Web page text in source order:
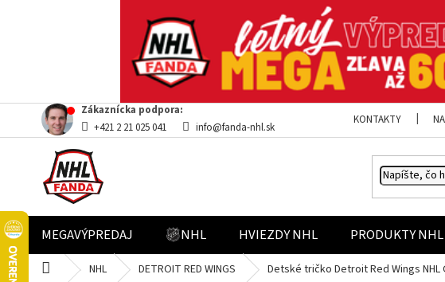
Prejsť
obsah
Zákaznícka podpora:
+421 2 21 025 041
info@fanda-nhl.sk
KONTAKTY
MEGAVÝPREDAJ NHL HVIEZDY NHL PRODUKTY NHL
DomovNHL DETROIT RED WINGS Detské tričko Detroit Red Wings NHL